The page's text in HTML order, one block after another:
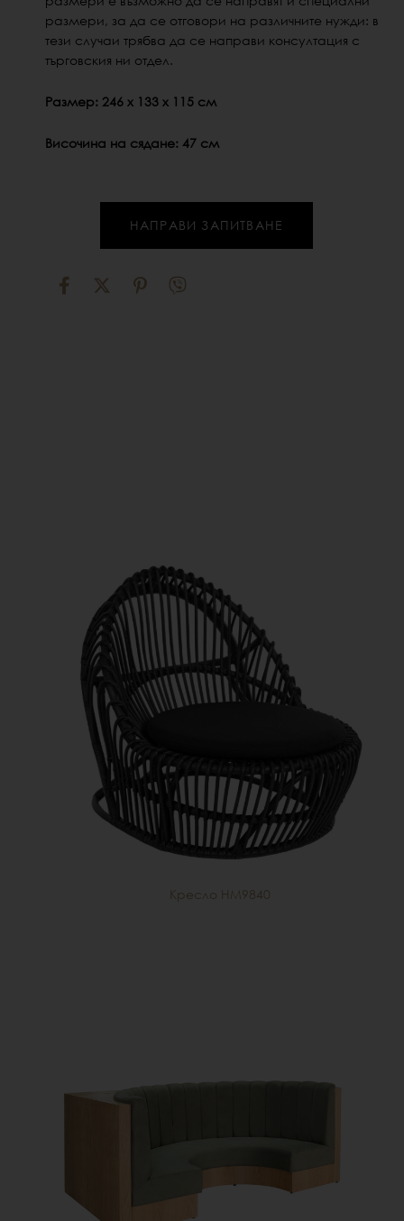
размери, за да се отговори на различните нужди: в
тези случаи трябва да се направи консултация с
търговския ни отдел.
Размер: 246 x 133 x 115 см
Височина на сядане: 47 см
НАПРАВИ ЗАПИТВАНЕ
Кресло HM9840